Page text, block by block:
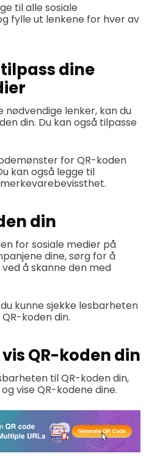
til alle sosiale
fylle ut lenkene for hver av
dine
nødvendige lenker, kan du
din. Du kan også tilpasse
for QR-koden
kan også legge til
din
for sosiale medier på
dine, sørg for å
å skanne den med
kunne sjekke lesbarheten
koden din.
QR-koden din
til QR-koden din,
vise QR-kodene dine.